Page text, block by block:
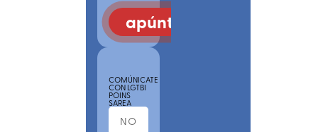
apúntate
COMÚNICATE
CON LGTBI
POINS
SAREA